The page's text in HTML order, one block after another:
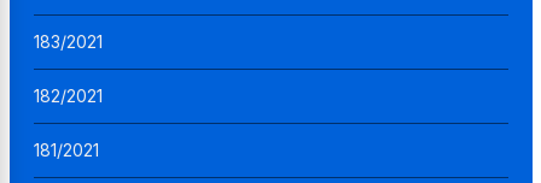
183/2021
182/2021
181/2021